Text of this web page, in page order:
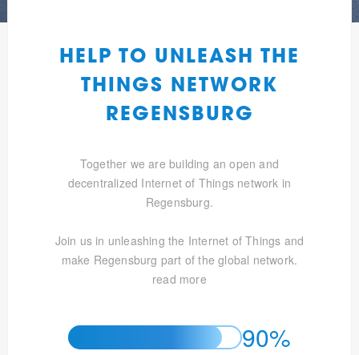
HELP TO UNLEASH THE
THINGS NETWORK
REGENSBURG
Together we are building an open and
decentralized Internet of Things network in
Regensburg.
Join us in unleashing the Internet of Things and
make Regensburg part of the global network.
read more
90%